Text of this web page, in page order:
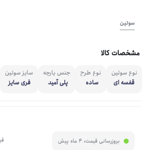
سوتین
مشخصات کالا
نوع سوتین
قفسه ای
نوع طرح
ساده
جنس پارچه
پلی آمید
سایز سوتین
فری سایز
بروزرسانی قیمت: 4 ماه پیش